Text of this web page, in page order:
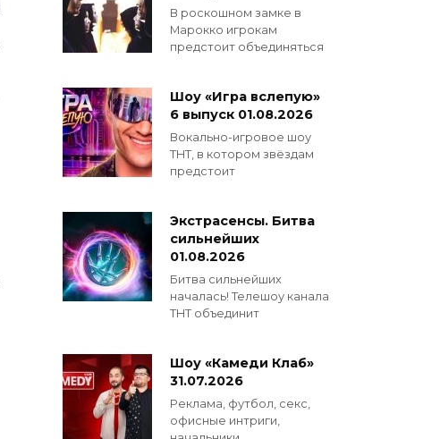
В роскошном замке в
Марокко игрокам
предстоит объединяться
Шоу «Игра вслепую»
6 выпуск 01.08.2026
Вокально-игровое шоу
ТНТ, в котором звёздам
предстоит
Экстрасенсы. Битва
сильнейших
01.08.2026
Битва сильнейших
началась! Телешоу канала
ТНТ объединит
Шоу «Камеди Клаб»
31.07.2026
Реклама, футбол, секс,
офисные интриги,